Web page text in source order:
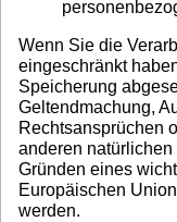
Wenn Sie die
eingeschränkt
Speicherung
Geltendmachung,
Rechtsansprüchen
anderen
Gründen eines
Europäischen
werden.